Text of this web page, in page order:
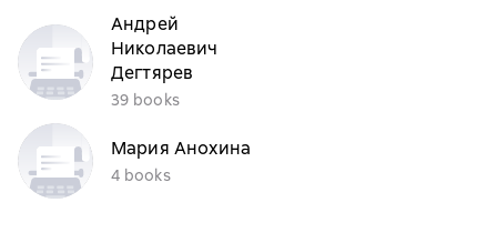
Андрей
Николаевич
Дегтярев
39 books
Мария Анохина
4 books